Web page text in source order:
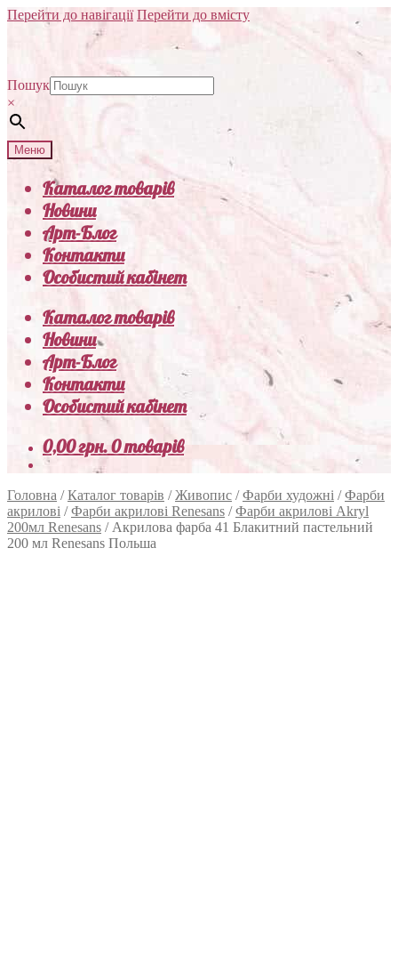
Перейти до навігації Перейти до вмісту
Пошук
×
Меню
Каталог товарів
Новини
Арт-Блог
Контакти
Особистий кабінет
Каталог товарів
Новини
Арт-Блог
Контакти
Особистий кабінет
0,00грн.0 товарів
Головна /Каталог товарів /Живопис /Фарби художні /Фарби
акрилові /Фарби акрилові Renesans /Фарби акрилові Akryl
200мл Renesans / Акрилова фарба 41 Блакитний пастельний
200 мл Renesans Польша